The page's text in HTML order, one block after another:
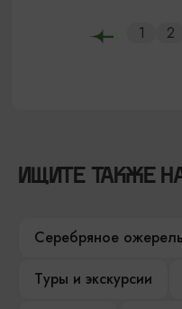
1 2
ИЩИТЕ ТАКЖЕ
Серебряное
Туры и экскурсии